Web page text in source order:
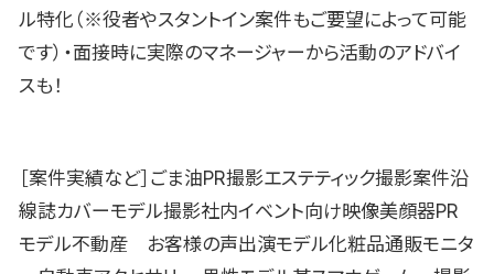
ル特化（※役者やスタントイン案件もご要望によって可能
です）・面接時に実際のマネージャーから活動のアドバイ
スも！
［案件実績など］ごま油PR撮影エステティック撮影案件沿
線誌カバーモデル撮影社内イベント向け映像美顔器PR
モデル不動産 お客様の声出演モデル化粧品通販モニタ